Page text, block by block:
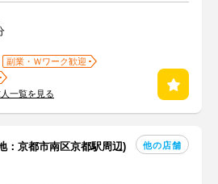
副業・Ｗワーク歓迎
一覧を見る
：京都市南区京都駅周辺)
他の店舗